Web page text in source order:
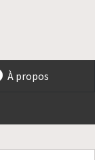
À propos